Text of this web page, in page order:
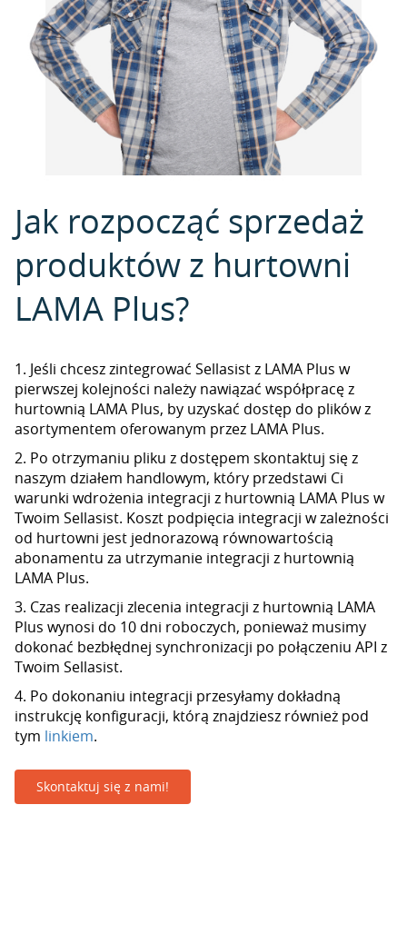
Jak rozpocząć sprzedaż
produktów z hurtowni
LAMA Plus?
1. Jeśli chcesz zintegrować Sellasist z LAMA Plus w
pierwszej kolejności należy nawiązać współpracę z
hurtownią LAMA Plus, by uzyskać dostęp do plików z
asortymentem oferowanym przez LAMA Plus.
2. Po otrzymaniu pliku z dostępem skontaktuj się z
naszym działem handlowym, który przedstawi Ci
warunki wdrożenia integracji z hurtownią LAMA Plus w
Twoim Sellasist. Koszt podpięcia integracji w zależności
od hurtowni jest jednorazową równowartością
abonamentu za utrzymanie integracji z hurtownią
LAMA Plus.
3. Czas realizacji zlecenia integracji z hurtownią LAMA
Plus wynosi do 10 dni roboczych, ponieważ musimy
dokonać bezbłędnej synchronizacji po połączeniu API z
Twoim Sellasist.
4. Po dokonaniu integracji przesyłamy dokładną
instrukcję konfiguracji, którą znajdziesz również pod
tym linkiem.
Skontaktuj się z nami!